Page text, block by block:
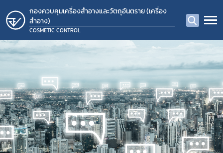
กองควบคุมเครื่องสำอางและวัตถุอันตราย (เครื่อง
สำอาง)
COSMETIC CONTROL